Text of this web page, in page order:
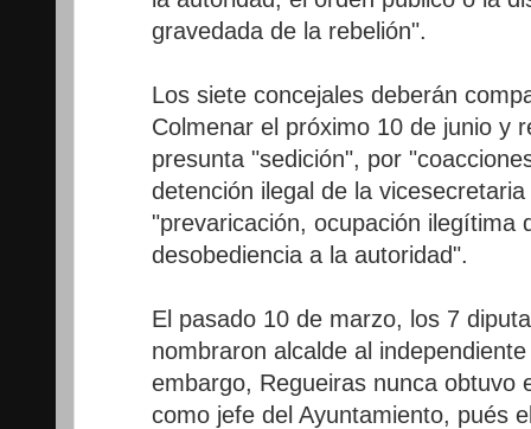
gravedada de la rebelión".
Los siete concejales deberán
Colmenar el próximo 10 de junio y
presunta "sedición", por
detención ilegal de la
"prevaricación, ocupación ilegítima
desobediencia a la autoridad".
El pasado 10 de marzo, los 7
nombraron alcalde al
embargo, Regueiras nunca obtuvo
como jefe del Ayuntamiento, pués